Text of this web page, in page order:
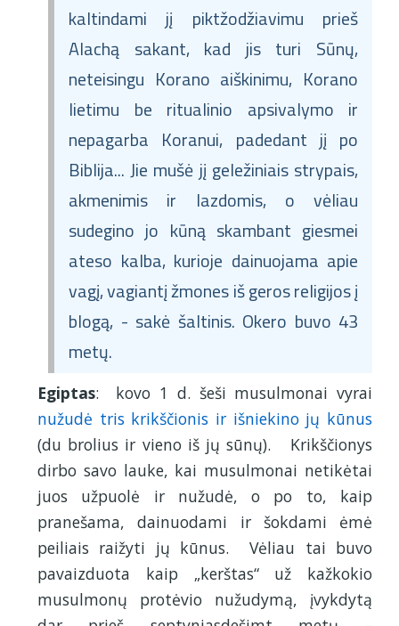
kaltindami jį piktžodžiavimu prieš
Alachą sakant, kad jis turi Sūnų,
neteisingu Korano aiškinimu, Korano
lietimu be ritualinio apsivalymo ir
nepagarba Koranui, padedant jį po
Biblija... Jie mušė jį geležiniais strypais,
akmenimis ir lazdomis, o vėliau
sudegino jo kūną skambant giesmei
ateso kalba, kurioje dainuojama apie
vagį, vagiantį žmones iš geros religijos į
blogą, - sakė šaltinis. Okero buvo 43
metų.
Egiptas: kovo 1 d. šeši musulmonai vyrai
nužudė tris krikščionis ir išniekino jų kūnus
(du brolius ir vieno iš jų sūnų). Krikščionys
dirbo savo lauke, kai musulmonai netikėtai
juos užpuolė ir nužudė, o po to, kaip
pranešama, dainuodami ir šokdami ėmė
peiliais raižyti jų kūnus. Vėliau tai buvo
pavaizduota kaip „kerštas“ už kažkokio
musulmonų protėvio nužudymą, įvykdytą